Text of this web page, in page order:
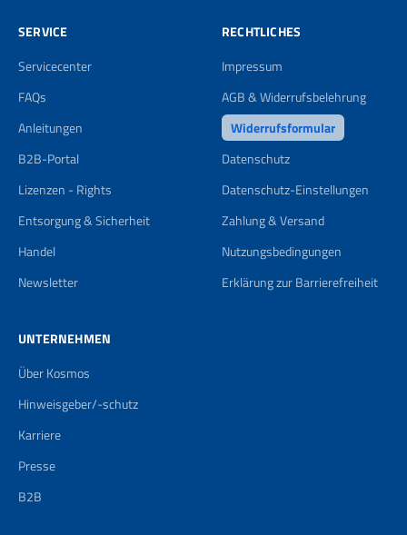
SERVICE
Servicecenter
FAQs
Anleitungen
B2B-Portal
Lizenzen - Rights
Entsorgung & Sicherheit
Handel
Newsletter
RECHTLICHES
Impressum
AGB & Widerrufsbelehrung
Widerrufsformular
Datenschutz
Datenschutz-Einstellungen
Zahlung & Versand
Nutzungsbedingungen
Erklärung zur Barrierefreiheit
UNTERNEHMEN
Über Kosmos
Hinweisgeber/-schutz
Karriere
Presse
B2B